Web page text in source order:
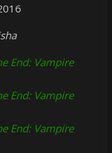
End: Vampire
End: Vampire
End: Vampire